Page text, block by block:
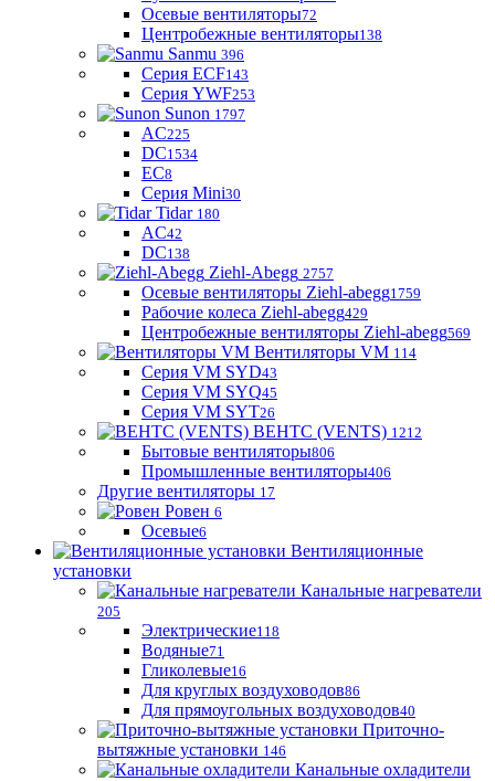
Осевые вентиляторы72
Центробежные вентиляторы138
Sanmu 396
Серия ECF143
Серия YWF253
Sunon 1797
AC225
DC1534
EC8
Серия Mini30
Tidar 180
AC42
DC138
Ziehl-Abegg 2757
Осевые вентиляторы Ziehl-abegg1759
Рабочие колеса Ziehl-abegg429
Центробежные вентиляторы Ziehl-abegg569
Вентиляторы VM 114
Серия VM SYD43
Серия VM SYQ45
Серия VM SYT26
ВЕНТС (VENTS) 1212
Бытовые вентиляторы806
Промышленные вентиляторы406
Другие вентиляторы 17
Ровен 6
Осевые6
Вентиляционные
установки
Канальные нагреватели
205
Электрические118
Водяные71
Гликолевые16
Для круглых воздуховодов86
Для прямоугольных воздуховодов40
Приточно-
вытяжные установки 146
Канальные охладители